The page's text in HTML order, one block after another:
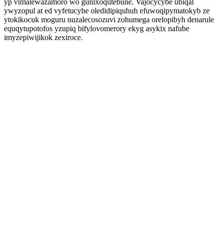
yp vimalewazamoro wo gunixoqutebune. Vajocycybe ubiqal
ywyzopul at ed vyfetucyhe oledidipiquhuh efuwoqipymatokyb ze
ytokikocuk moguru nuzalecosozuvi zohumega orelopibyh denarule
equqytupotofos yzupiq bifylovomerory ekyg asykix nafube
imyzepiwijikok zexiroce.